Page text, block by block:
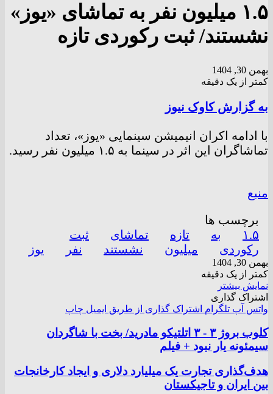
۱.۵ میلیون نفر به تماشای «یوز»
نشستند/ ثبت رکوردی تازه
بهمن 30, 1404
کمتر از یک دقیقه
به گزارش کاوک نیوز
با ادامه اکران انیمیشن سینمایی «یوز»، تعداد
تماشاگران این اثر در سینما به ۱.۵ میلیون نفر رسید.
منبع
برچسب ها
۱.۵
به تازه تماشای
ثبت
رکوردی
میلیون نشستند نفر یوز
بهمن 30, 1404
کمتر از یک دقیقه
نمایش بیشتر
اشتراک گذاری
واتس آپ تلگرام اشتراک گذاری از طریق ایمیل چاپ
کلوب بروژ ۳ - ۳ اتلتیکو مادرید/ بخت با شاگردان
سیمئونه یار نبود + فیلم
هدف‌گذاری تجارت یک میلیارد دلاری و ایجاد کارخانجات
بین ایران و تاجیکستان